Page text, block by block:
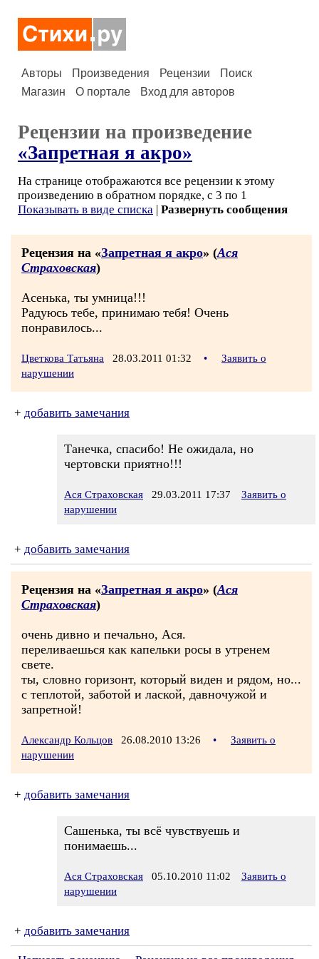
Авторы Произведения Рецензии
Поиск
Магазин
О портале Вход для авторов
Рецензии на произведение
«Запретная я акро»
На странице отображаются все рецензии к этому
произведению в обратном порядке, с 3 по 1
Показывать в виде списка | Развернуть сообщения
Рецензия на «Запретная я акро» (Ася
Страховская)
Асенька, ты умница!!!
Радуюсь тебе, принимаю тебя! Очень
понравилось...
Цветкова Татьяна 28.03.2011 01:32 •
Заявить о
нарушении
+ добавить замечания
Танечка, спасибо! Не ожидала, но
чертовски приятно!!!
Ася Страховская 29.03.2011 17:37
Заявить о
нарушении
+ добавить замечания
Рецензия на «Запретная я акро» (Ася
Страховская)
очень дивно и печально, Ася.
переливаешься как капельки росы в утренем
свете.
ты, словно горизонт, который виден и рядом, но...
с теплотой, заботой и лаской, давночужой и
запретной!
Александр Кольцов 26.08.2010 13:26 •
Заявить о
нарушении
+ добавить замечания
Сашенька, ты всё чувствуешь и
понимаешь...
Ася Страховская 05.10.2010 11:02
Заявить о
нарушении
+ добавить замечания